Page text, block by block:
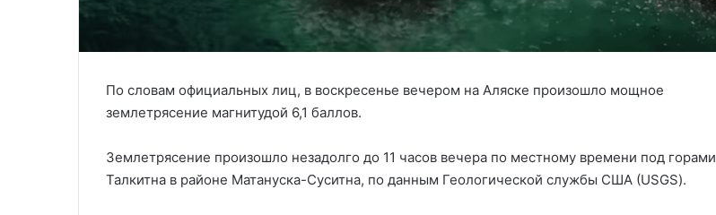
По словам официальных лиц, в воскресенье вечером на Аляске произошло мощное
землетрясение магнитудой 6,1 баллов.
Землетрясение произошло незадолго до 11 часов вечера по местному времени под горами
Талкитна в районе Матануска-Суситна, по данным Геологической службы США (USGS).